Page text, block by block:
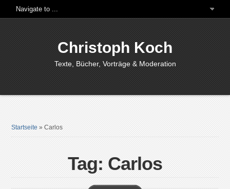
Christoph Koch
Texte, Bücher, Vorträge & Moderation
Startseite »Carlos
Tag: Carlos